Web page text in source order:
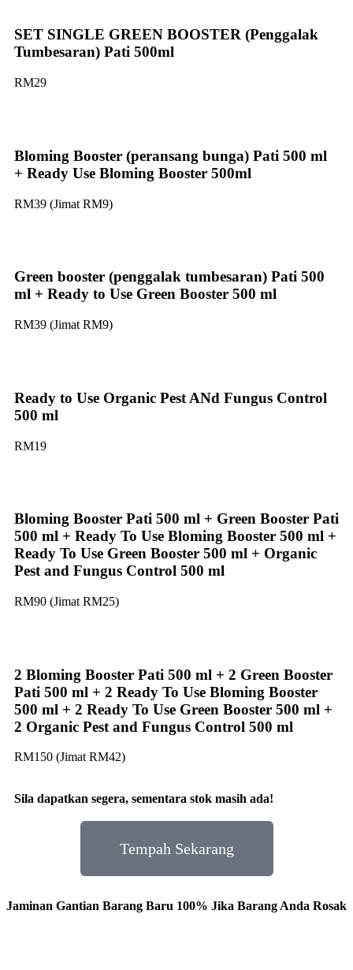
SET SINGLE GREEN BOOSTER (Penggalak
Tumbesaran) Pati 500ml
RM29
Bloming Booster (peransang bunga) Pati 500 ml
+ Ready Use Bloming Booster 500ml
RM39 (Jimat RM9)
Green booster (penggalak tumbesaran) Pati 500
ml + Ready to Use Green Booster 500 ml
RM39 (Jimat RM9)
Ready to Use Organic Pest ANd Fungus Control
500 ml
RM19
Bloming Booster Pati 500 ml + Green Booster Pati
500 ml + Ready To Use Bloming Booster 500 ml +
Ready To Use Green Booster 500 ml + Organic
Pest and Fungus Control 500 ml
RM90 (Jimat RM25)
2 Bloming Booster Pati 500 ml + 2 Green Booster
Pati 500 ml + 2 Ready To Use Bloming Booster
500 ml + 2 Ready To Use Green Booster 500 ml +
2 Organic Pest and Fungus Control 500 ml
RM150 (Jimat RM42)
Sila dapatkan segera, sementara stok masih ada!
Tempah Sekarang
Jaminan Gantian Barang Baru 100% Jika Barang Anda Rosak